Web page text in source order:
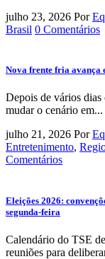
julho 23, 2026 Por
Brasil 0 Comentários
Nova frente fria avança
Depois de vários
mudar o cenário em...
julho 21, 2026 Por
Entretenimento,
Comentários
Eleições 2026:
segunda-feira
Calendário do TSE
reuniões para